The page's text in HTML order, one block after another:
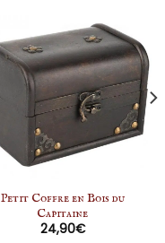
Petit Coffre en Bois du
Capitaine
24,90€